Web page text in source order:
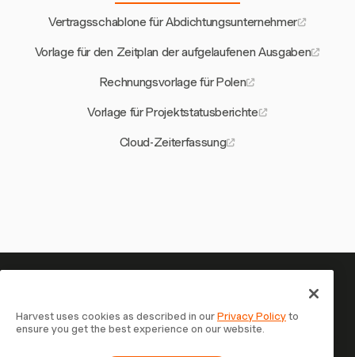
Vertragsschablone für Abdichtungsunternehmer
Vorlage für den Zeitplan der aufgelaufenen Ausgaben
Rechnungsvorlage für Polen
Vorlage für Projektstatusberichte
Cloud-Zeiterfassung
Ihre Zeit verdient es, erfasst zu
werden — starten Sie jetzt
Schließen Sie sich über 70.000 Unternehmen an, die mit
Harvest uses cookies as described in ourPrivacy Policyto
ensure you get the best experience on our website.